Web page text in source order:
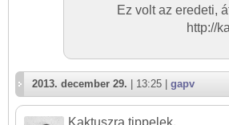
Ez volt az eredeti,
http://
2013. december 29. | 13:25 | gapv
Kaktuszra tippelek.